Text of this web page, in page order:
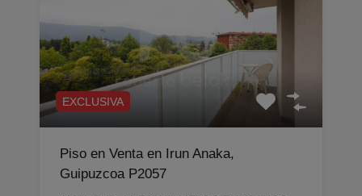
EXCLUSIVA
Piso en Venta en Irun Anaka,
Guipuzcoa P2057